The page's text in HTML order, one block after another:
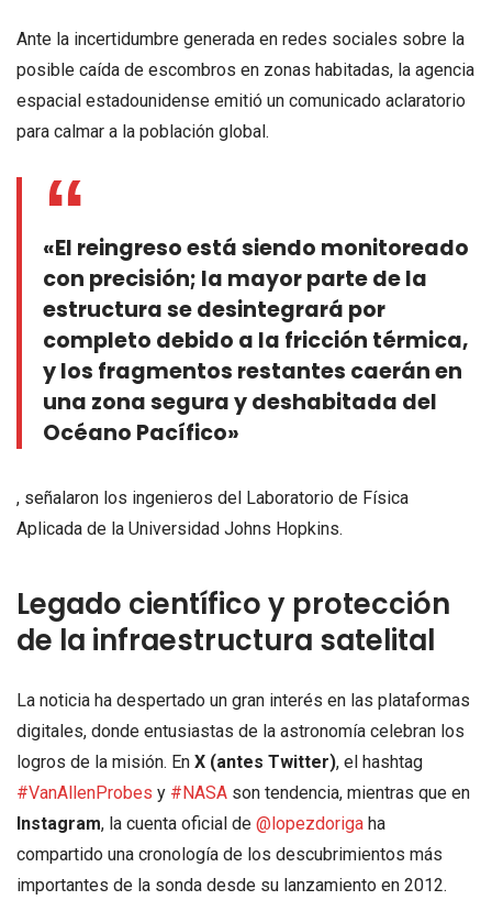
Ante la incertidumbre generada en redes sociales sobre la
posible caída de escombros en zonas habitadas, la agencia
espacial estadounidense emitió un comunicado aclaratorio
para calmar a la población global.
«El reingreso está siendo monitoreado
con precisión; la mayor parte de la
estructura se desintegrará por
completo debido a la fricción térmica,
y los fragmentos restantes caerán en
una zona segura y deshabitada del
Océano Pacífico»
, señalaron los ingenieros del Laboratorio de Física
Aplicada de la Universidad Johns Hopkins.
Legado científico y protección
de la infraestructura satelital
La noticia ha despertado un gran interés en las plataformas
digitales, donde entusiastas de la astronomía celebran los
logros de la misión. En X (antes Twitter), el hashtag
#VanAllenProbes y #NASA son tendencia, mientras que en
Instagram, la cuenta oficial de @lopezdoriga ha
compartido una cronología de los descubrimientos más
importantes de la sonda desde su lanzamiento en 2012.